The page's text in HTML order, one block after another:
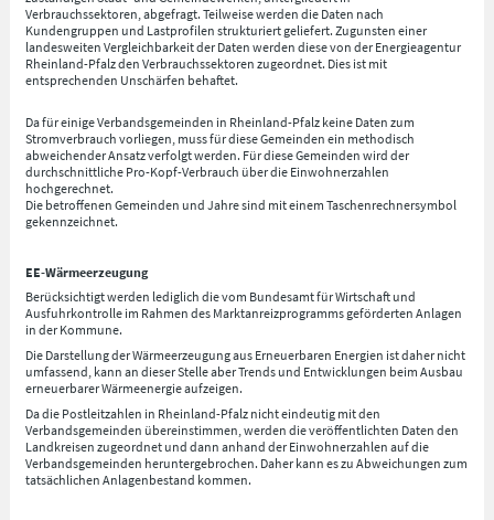
Verbrauchssektoren, abgefragt. Teilweise werden die Daten nach
Kundengruppen und Lastprofilen strukturiert geliefert. Zugunsten einer
landesweiten Vergleichbarkeit der Daten werden diese von der Energieagentur
Rheinland-Pfalz den Verbrauchssektoren zugeordnet. Dies ist mit
entsprechenden Unschärfen behaftet.
Da für einige Verbandsgemeinden in Rheinland-Pfalz keine Daten zum
Stromverbrauch vorliegen, muss für diese Gemeinden ein methodisch
abweichender Ansatz verfolgt werden. Für diese Gemeinden wird der
durchschnittliche Pro-Kopf-Verbrauch über die Einwohnerzahlen
hochgerechnet.
Die betroffenen Gemeinden und Jahre sind mit einem Taschenrechnersymbol
gekennzeichnet.
EE-Wärmeerzeugung
Berücksichtigt werden lediglich die vom Bundesamt für Wirtschaft und
Ausfuhrkontrolle im Rahmen des Marktanreizprogramms geförderten Anlagen
in der Kommune.
Die Darstellung der Wärmeerzeugung aus Erneuerbaren Energien ist daher nicht
umfassend, kann an dieser Stelle aber Trends und Entwicklungen beim Ausbau
erneuerbarer Wärmeenergie aufzeigen.
Da die Postleitzahlen in Rheinland-Pfalz nicht eindeutig mit den
Verbandsgemeinden übereinstimmen, werden die veröffentlichten Daten den
Landkreisen zugeordnet und dann anhand der Einwohnerzahlen auf die
Verbandsgemeinden heruntergebrochen. Daher kann es zu Abweichungen zum
tatsächlichen Anlagenbestand kommen.